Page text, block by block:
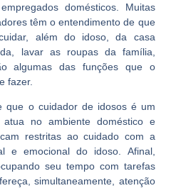
domésticos. Muitas
têm o entendimento de que
além do idoso, da casa
lavar as roupas da família,
algumas das funções que o
fazer.
que o cuidador de idosos é um
no ambiente doméstico e
restritas ao cuidado com a
e emocional do idoso. Afinal,
seu tempo com tarefas
simultaneamente, atenção